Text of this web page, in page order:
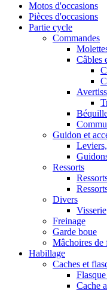
Motos d'occasions
Pièces d'occasions
Partie cycle
Commandes
Câbles
Guidon et
Ressorts
Divers
Visserie
Freinage
Garde boue
Mâchoires de
Habillage
Caches et
Cache